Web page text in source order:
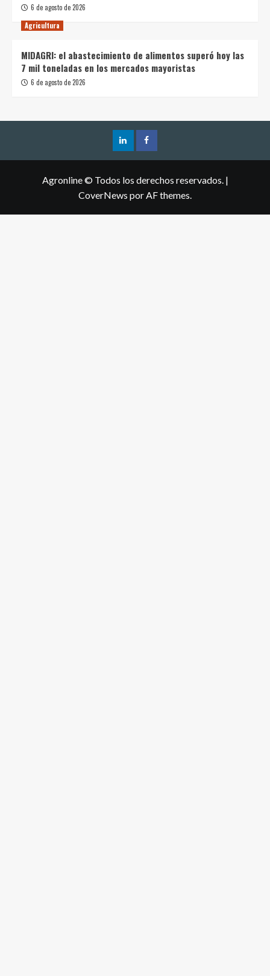
6 de agosto de 2026
Agricultura
MIDAGRI: el abastecimiento de alimentos superó hoy las
7 mil toneladas en los mercados mayoristas
6 de agosto de 2026
Agronline © Todos los derechos reservados. |
CoverNews por AF themes.